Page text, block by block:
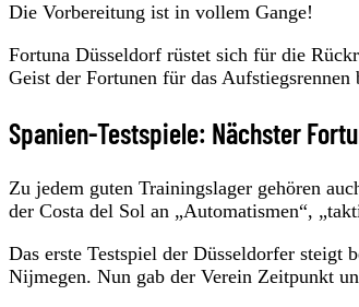
Die Vorbereitung ist in vollem Gange!
Fortuna Düsseldorf rüstet sich für die
Geist der Fortunen für das Aufstiegsrennen
Spanien-Testspiele: Nächster
Zu jedem guten Trainingslager gehören
der Costa del Sol an „Automatismen“,
Das erste Testspiel der Düsseldorfer steigt
Nijmegen. Nun gab der Verein Zeitpunkt